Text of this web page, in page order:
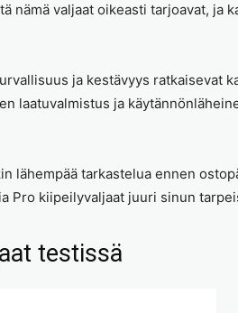
nämä valjaat oikeasti tarjoavat, ja
ja kestävyys ratkaisevat
laatuvalmistus ja
lähempää tarkastelua ennen
Pro kiipeilyvaljaat juuri sinun
testissä